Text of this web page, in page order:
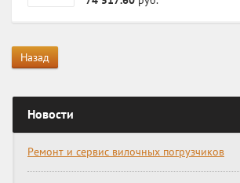
Новости
Ремонт и сервис вилочных погрузчиков
Назад